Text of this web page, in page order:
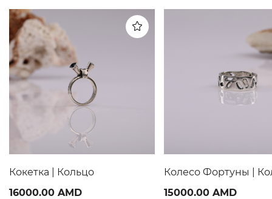
Кокетка | Кольцо
16000.00 AMD
Колесо Фортуны |
15000.00 AMD